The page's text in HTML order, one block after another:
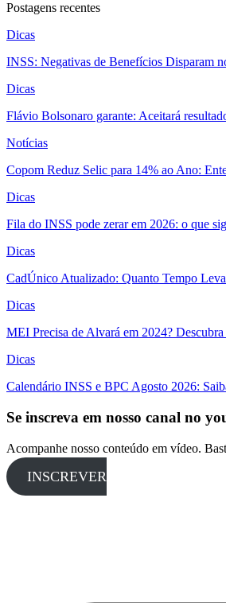
Postagens recentes
Dicas
INSS: Negativas de Benefícios Disparam
Dicas
Flávio Bolsonaro garante: Aceitará
Notícias
Copom Reduz Selic para 14% ao Ano:
Dicas
Fila do INSS pode zerar em 2026: o que
Dicas
CadÚnico Atualizado: Quanto Tempo
Dicas
MEI Precisa de Alvará em 2024?
Dicas
Calendário INSS e BPC Agosto 2026:
Se inscreva em nosso canal no
Acompanhe nosso conteúdo em vídeo.
INSCREVER